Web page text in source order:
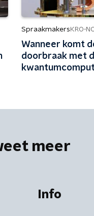
Spraakmakers KRO-
Wanneer komt
doorbraak met
meer
Info